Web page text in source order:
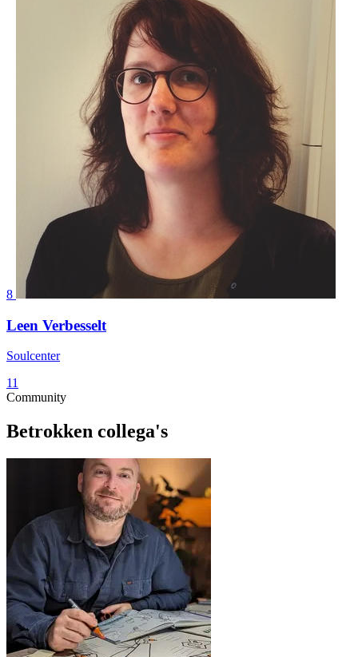
8
Leen Verbesselt
Soulcenter
11
Community
Betrokken collega's